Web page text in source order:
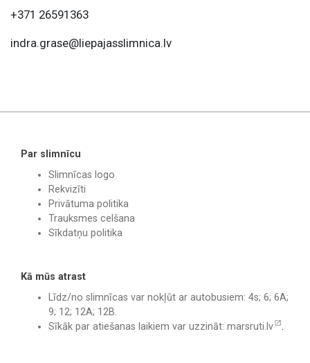
+371 26591363
indra.grase@liepajasslimnica.lv
Par slimnīcu
Slimnīcas logo
Rekvizīti
Privātuma politika
Trauksmes celšana
Sīkdatņu politika
Kā mūs atrast
Līdz/no slimnīcas var nokļūt ar autobusiem: 4s; 6; 6A;
9; 12; 12A; 12B.
Sīkāk par atiešanas laikiem var uzzināt: marsruti.lv .